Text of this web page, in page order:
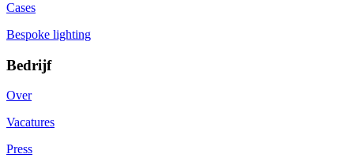
Cases
Bespoke lighting
Bedrijf
Over
Vacatures
Press